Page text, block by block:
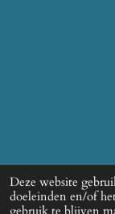
Deze website
doeleinden en/of
gebruik te blijven